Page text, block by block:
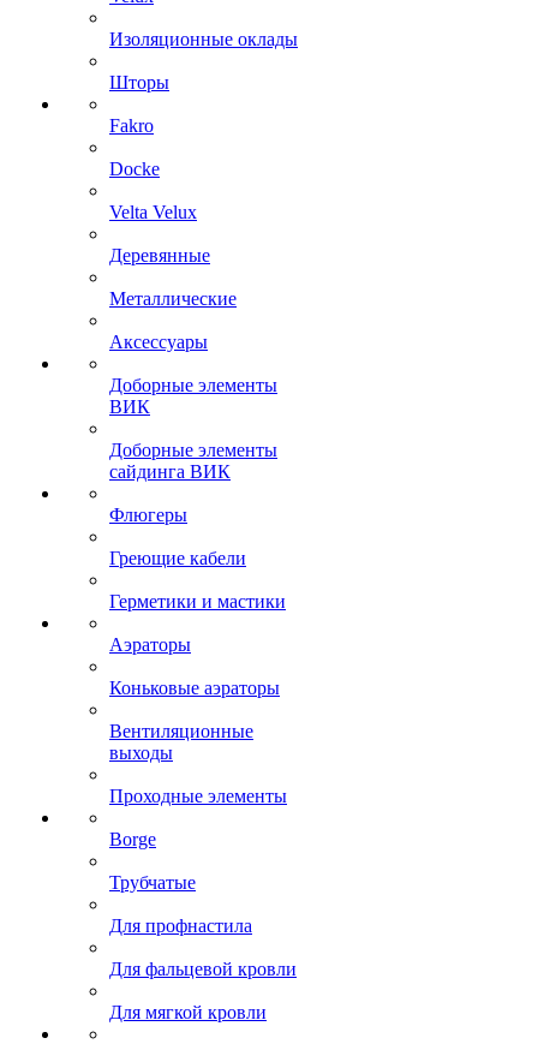
Изоляционные оклады
Шторы
Fakro
Docke
Velta Velux
Деревянные
Металлические
Аксессуары
Доборные элементы
ВИК
Доборные элементы
сайдинга ВИК
Флюгеры
Греющие кабели
Герметики и мастики
Аэраторы
Коньковые аэраторы
Вентиляционные
выходы
Проходные элементы
Borge
Трубчатые
Для профнастила
Для фальцевой кровли
Для мягкой кровли